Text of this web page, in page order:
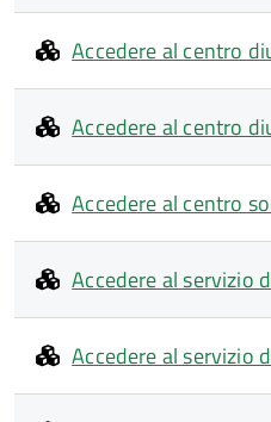
Accedere al centro
Accedere al centro
Accedere al centro
Accedere al servizio
Accedere al servizio